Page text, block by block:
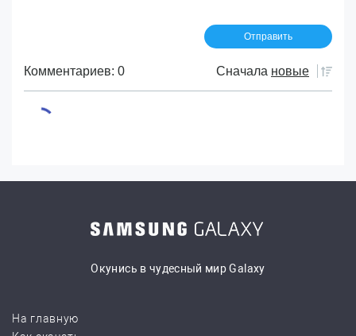
Комментариев: 0 Сначала новые
Окунись в чудесный мир Galaxy
На главную